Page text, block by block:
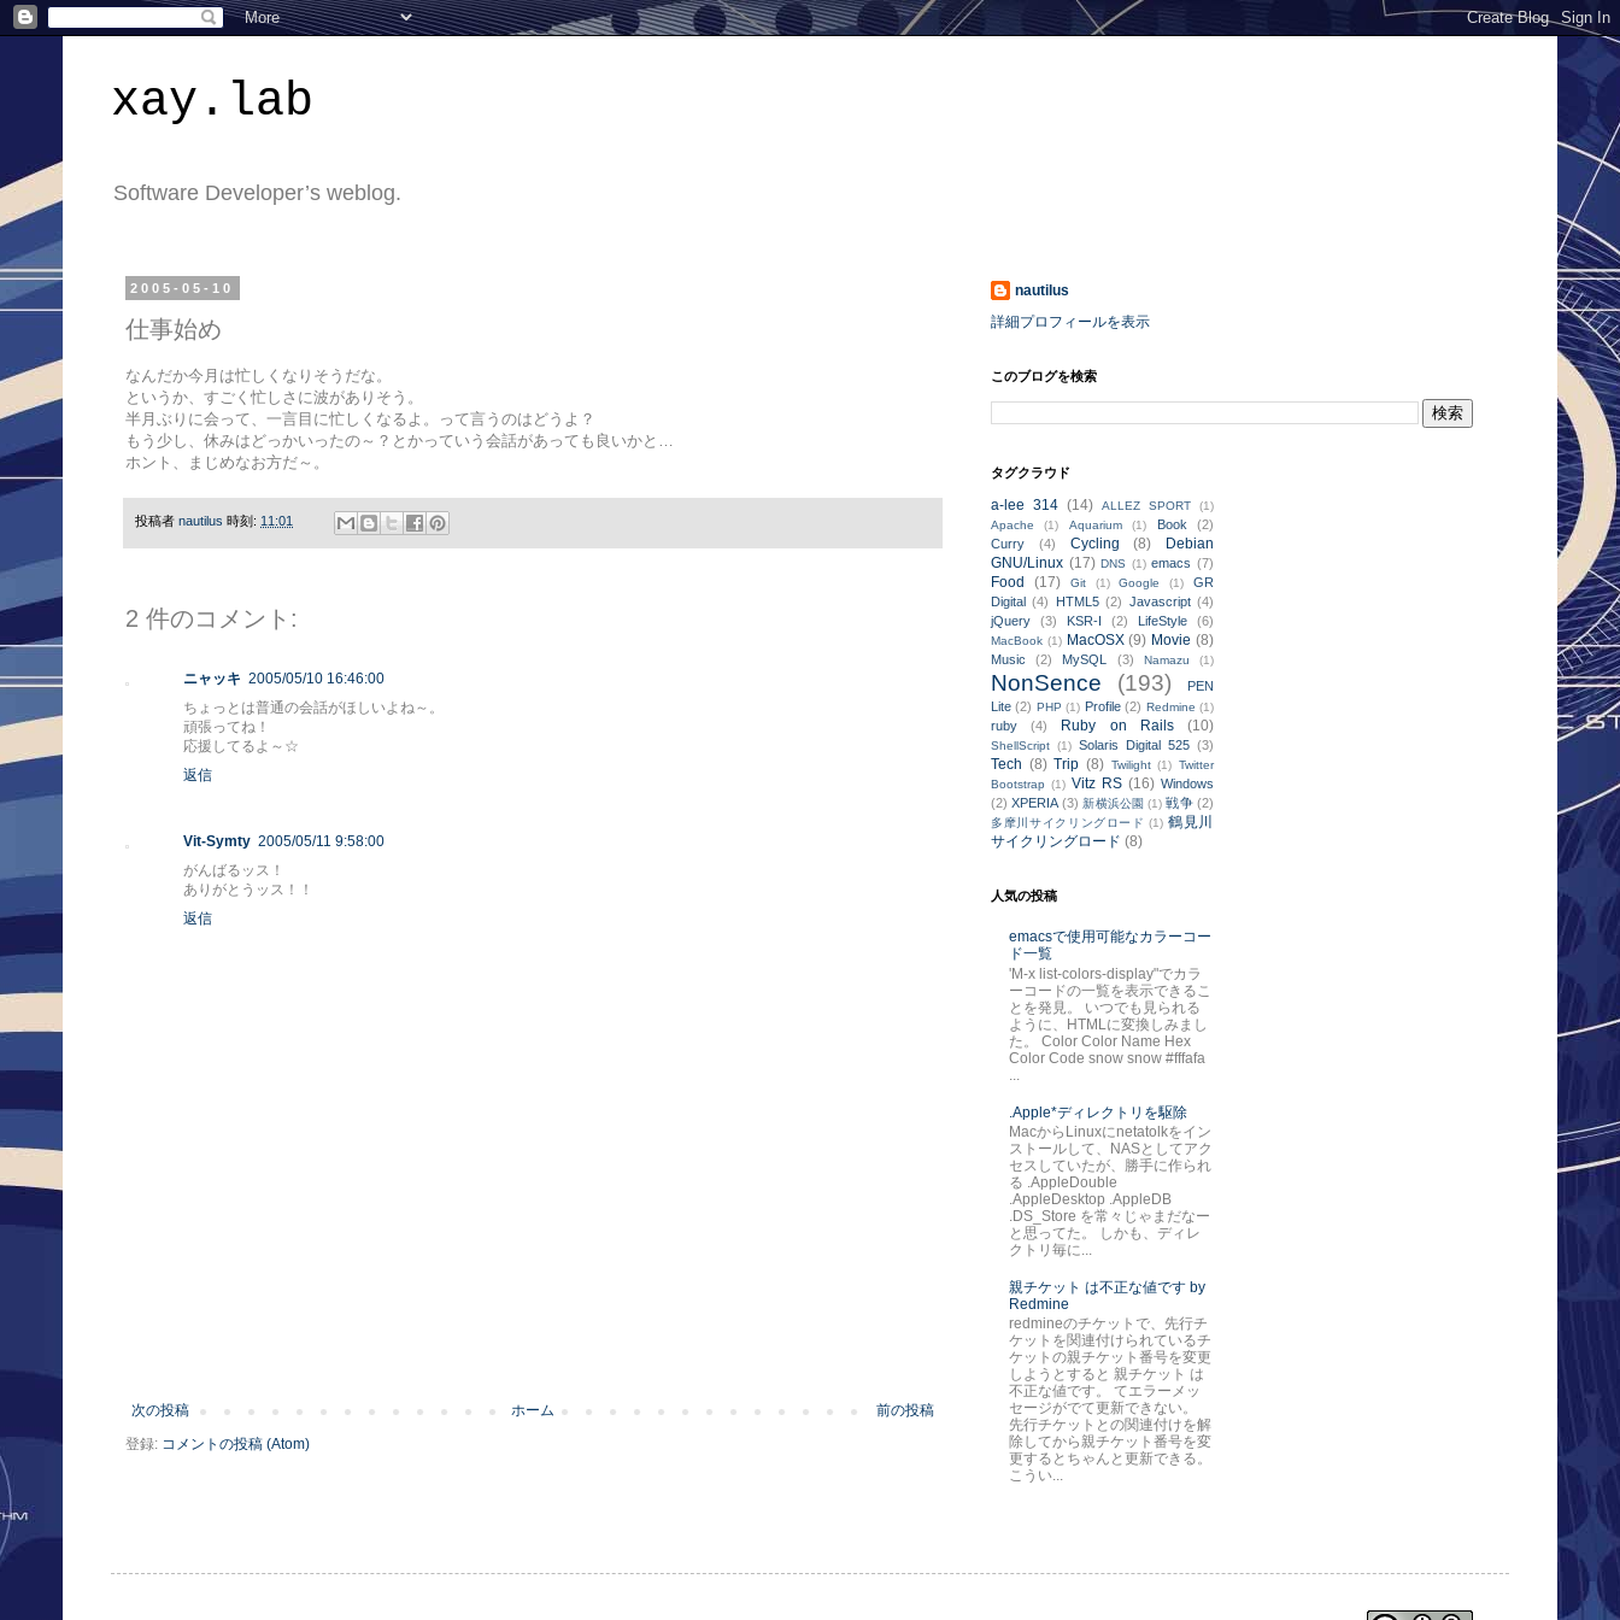
xay.lab
Software Developer’s weblog.
2005-05-10
仕事始め
なんだか今月は忙しくなりそうだな。
というか、すごく忙しさに波がありそう。
半月ぶりに会って、一言目に忙しくなるよ。って言うのはどうよ？
もう少し、休みはどっかいったの～？とかっていう会話があっても良いかと…
ホント、まじめなお方だ～。
投稿者 nautilus 時刻: 11:01
2 件のコメント:
ニャッキ 2005/05/10 16:46:00
ちょっとは普通の会話がほしいよね～。
頑張ってね！
応援してるよ～☆
返信
Vit-Symty 2005/05/11 9:58:00
がんばるッス！
ありがとうッス！！
返信
次の投稿 前の投稿
ホーム
登録: コメントの投稿 (Atom)
nautilus
詳細プロフィールを表示
このブログを検索
タグクラウド
a-lee 314 (14) ALLEZ SPORT
(1)
Apache
(1) Aquarium (1) Book
(2)
Curry
(4) Cycling (8)
Debian
GNU/Linux (17) DNS (1) emacs (7)
Food (17) Git (1) Google (1)
GR
Digital (4) HTML5 (2) Javascript (4)
jQuery
(3) KSR-I (2) LifeStyle (6)
MacBook (1) MacOSX (9) Movie (8)
Music (2) MySQL (3) Namazu (1)
NonSence (193)
PEN
Lite (2) PHP (1) Profile (2) Redmine (1)
ruby (4) Ruby on Rails (10)
ShellScript (1) Solaris Digital 525 (3)
Tech (8) Trip (8) Twilight (1) Twitter
Bootstrap (1) Vitz RS (16) Windows
(2) XPERIA (3) 新横浜公園 (1) 戦争 (2)
多摩川サイクリングロード (1) 鶴見川
サイクリングロード (8)
人気の投稿
emacsで使用可能なカラーコー
ド一覧
'M-x list-colors-display"でカラ
ーコードの一覧を表示できるこ
とを発見。 いつでも見られる
ように、HTMLに変換しみまし
た。 Color Color Name Hex
Color Code snow snow #fffafa
.Apple*ディレクトリを駆除
MacからLinuxにnetatolkをイン
ストールして、NASとしてアク
セスしていたが、勝手に作られ
る .AppleDouble
.AppleDesktop .AppleDB
.DS_Store を常々じゃまだなー
と思ってた。 しかも、ディレ
クトリ毎に...
親チケット は不正な値です by
Redmine
redmineのチケットで、先行チ
ケットを関連付けられているチ
ケットの親チケット番号を変更
しようとすると 親チケット は
不正な値です。 てエラーメッ
セージがでて更新できない。
先行チケットとの関連付けを解
除してから親チケット番号を変
更するとちゃんと更新できる。
こうい...